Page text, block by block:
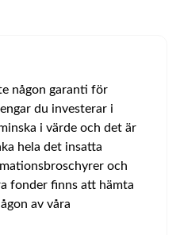
någon garanti för
du investerar i
i värde och det är
hela det insatta
och
fonder finns att hämta
av våra